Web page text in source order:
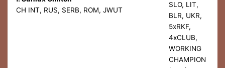
CH INT, RUS, SERB, ROM, JWUT
SLO, LIT,
BLR, UKR,
5xRKF,
4xCLUB,
WORKING
CHAMPION